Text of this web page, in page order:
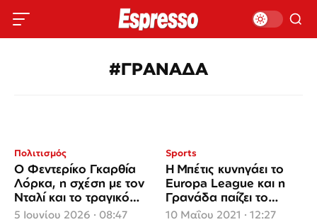
#ΓΡΑΝΑΔΑ
Πολιτισμός
Ο Φεντερίκο Γκαρθία
Λόρκα, η σχέση με τον
Νταλί και το τραγικό
τέλος
5 Ιουνίου 2026 · 08:47
Sports
Η Μπέτις κυνηγάει το
Europa League και η
Γρανάδα παίζει το
τελευταίο της χαρτί
10 Μαΐου 2021 · 12:27